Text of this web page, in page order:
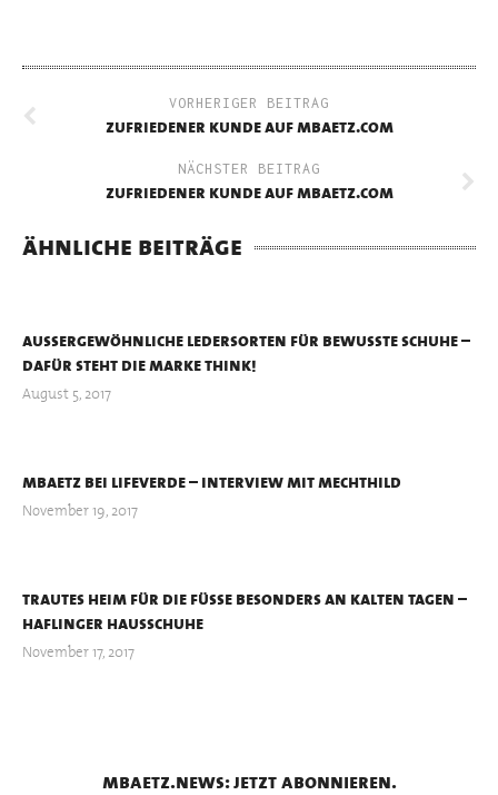
VORHERIGER BEITRAG
zufriedener kunde auf mbaetz.com
NÄCHSTER BEITRAG
zufriedener kunde auf mbaetz.com
ähnliche beiträge
außergewöhnliche ledersorten für bewußte schuhe –
dafür steht die marke think!
August 5, 2017
mbaetz bei lifeverde – interview mit mechthild
November 19, 2017
trautes heim für die füße besonders an kalten tagen –
haflinger hausschuhe
November 17, 2017
mbaetz.news: jetzt abonnieren.